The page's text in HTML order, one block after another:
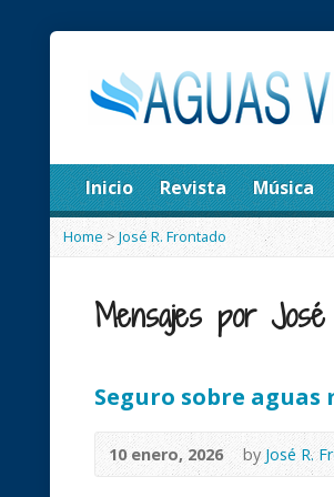
Inicio Revista Música
Home > José R. Frontado
Mensajes por
Seguro sobre aguas
10 enero, 2026 by José R.